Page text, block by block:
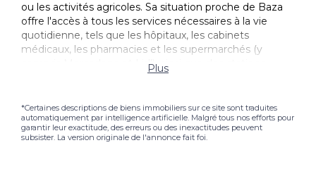
ou les activités agricoles. Sa situation proche de Baza
offre l'accès à tous les services nécessaires à la vie
quotidienne, tels que les hôpitaux, les cabinets
médicaux, les pharmacies et les supermarchés (y
compris Mercadona et Lidl), ainsi que des stations-
service et un marché hebdomadaire tous les
Cette propriété représente une excellente opportunité
pour ceux qui veulent combiner leur maison avec une
Plus
*Certaines descriptions de biens immobiliers sur ce site sont traduites
automatiquement par intelligence artificielle. Malgré tous nos efforts pour
garantir leur exactitude, des erreurs ou des inexactitudes peuvent
subsister. La version originale de l'annonce fait foi.